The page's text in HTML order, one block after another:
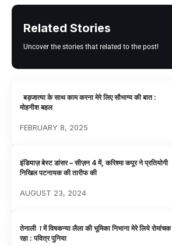
Related Stories
Uncover the stories that related to the post!
बड़जात्या के साथ काम करना मेरे लिए सौभाग्य की बात :
मोहनीश बहल
FEBRUARY 8, 2025
इंडियाज़ बेस्ट डांसर – सीज़न 4 में, करिश्मा कपूर ने प्रतियोगी
निखिल पटनायक की तारीफ की
AUGUST 23, 2024
तेनाली ा में विषकन्या लैला की भूमिका निभाना मेरे लिये रोमांचक
रहा : पवित्र पुनिया